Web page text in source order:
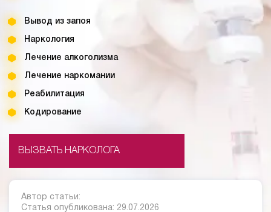
Вывод из запоя
Наркология
Лечение алкоголизма
Лечение наркомании
Реабилитация
Кодирование
ВЫЗВАТЬ НАРКОЛОГА
Автор статьи:
Статья опубликована: 29.07.2026